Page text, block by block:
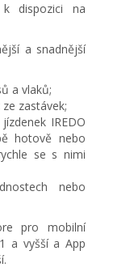
dispozici na
a snadnější
a vlaků;
zastávek;
IREDO
hotově nebo
se s nimi
nebo
pro mobilní
a vyšší a App